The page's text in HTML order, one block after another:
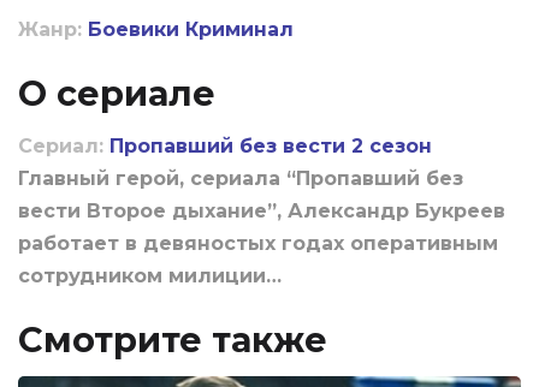
Жанр: Боевики Криминал
О сериале
Сериал: Пропавший без вести 2 сезон
Главный герой, сериала “Пропавший без
вести Второе дыхание”, Александр Букреев
работает в девяностых годах оперативным
сотрудником милиции…
Смотрите также